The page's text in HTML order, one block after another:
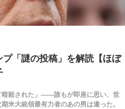
「謎の投稿」を解読【ほぼ
暗殺された」――誰もが即座に思い、世
米大統領最有力者のあの男は違った。